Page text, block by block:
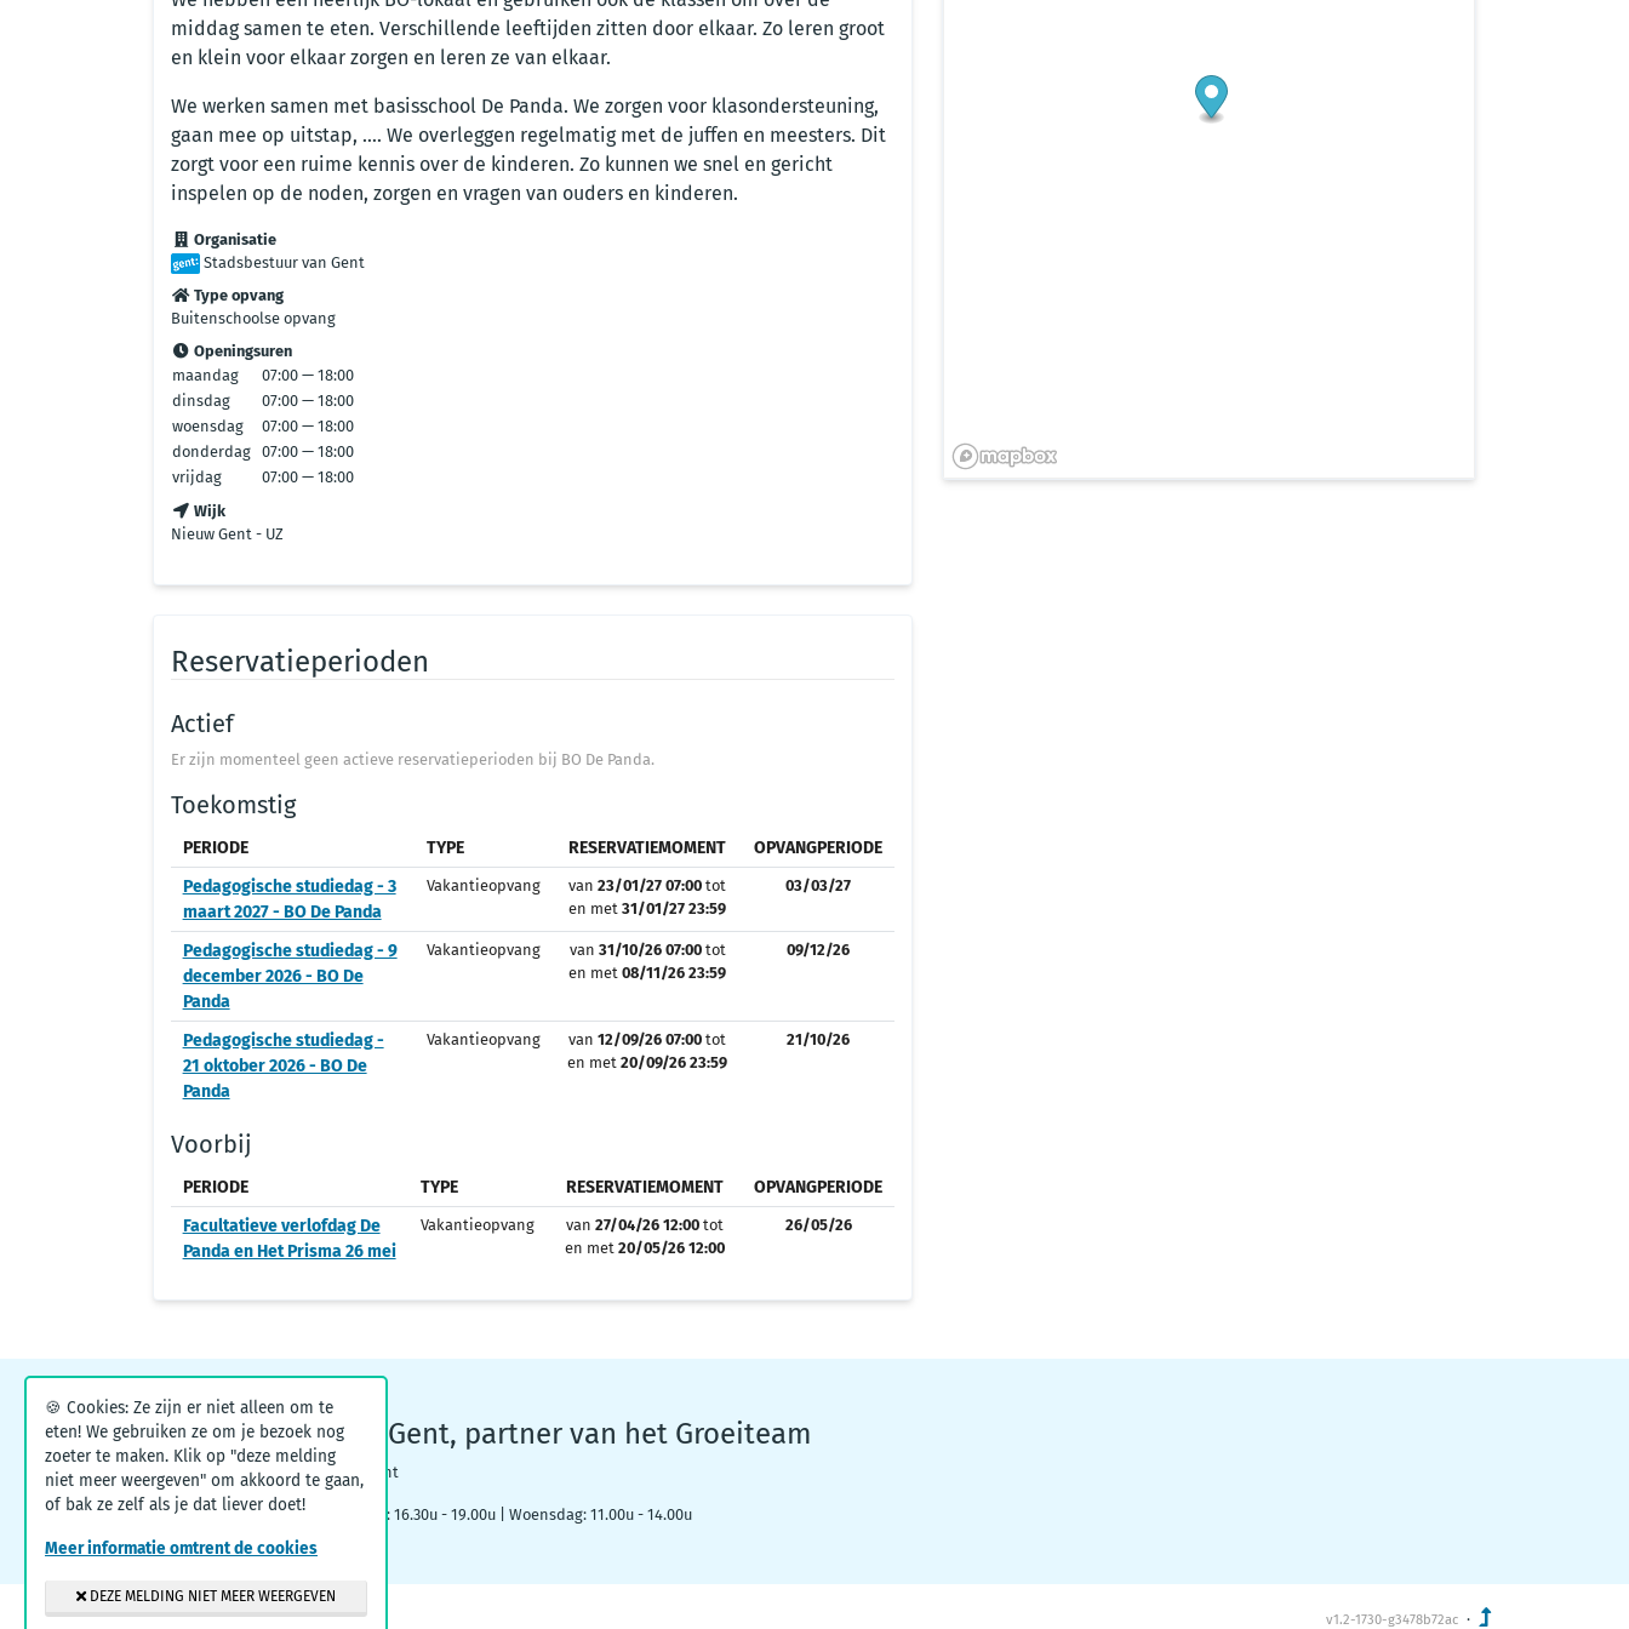
middag samen te eten. Verschillende leeftijden zitten door elkaar. Zo leren groot
en klein voor elkaar zorgen en leren ze van elkaar.
We werken samen met basisschool De Panda. We zorgen voor klasondersteuning,
gaan mee op uitstap, …. We overleggen regelmatig met de juffen en meesters. Dit
zorgt voor een ruime kennis over de kinderen. Zo kunnen we snel en gericht
inspelen op de noden, zorgen en vragen van ouders en kinderen.
Organisatie
Stadsbestuur van Gent
Type opvang
Buitenschoolse opvang
Openingsuren
maandag
07:00 — 18:00
dinsdag
07:00 — 18:00
woensdag
07:00 — 18:00
donderdag 07:00 — 18:00
vrijdag
07:00 — 18:00
Wijk
Nieuw Gent - UZ
Reservatieperioden
Actief
Er zijn momenteel geen actieve reservatieperioden bij BO De Panda.
Toekomstig
PERIODE TYPE RESERVATIEMOMENT
OPVANGPERIODE
Pedagogische studiedag - 3
maart 2027 - BO De Panda
Vakantieopvang van 23/01/27 07:00 tot
en met 31/01/27 23:59
03/03/27
Pedagogische studiedag - 9
december 2026 - BO De
Panda
Vakantieopvang van 31/10/26 07:00tot
en met 08/11/26 23:59
09/12/26
Pedagogische studiedag -
21 oktober 2026 - BO De
Panda
Vakantieopvang van 12/09/26 07:00 tot
en met 20/09/26 23:59
21/10/26
Voorbij
PERIODE TYPE RESERVATIEMOMENT
OPVANGPERIODE
Facultatieve verlofdag De
Panda en Het Prisma 26 mei
Vakantieopvang van 27/04/26 12:00tot
en met 20/05/26 12:00
26/05/26
Kinderopvangpunt Gent, partner van het Groeiteam
Woodrow Wilsonplein 1, 9000 Gent
Maandag: 09.00u – 12.30u | Dinsdag: 16.30u - 19.00u | Woensdag: 11.00u - 14.00u
© 2026Kinderopvang Gent v1.2-1730-g3478b72ac ·
🍪 Cookies: Ze zijn er niet alleen om te
eten! We gebruiken ze om je bezoek nog
zoeter te maken. Klik op "deze melding
niet meer weergeven" om akkoord te gaan,
of bak ze zelf als je dat liever doet!
Meer informatie omtrent de cookies
DEZE MELDING NIET MEER WEERGEVEN